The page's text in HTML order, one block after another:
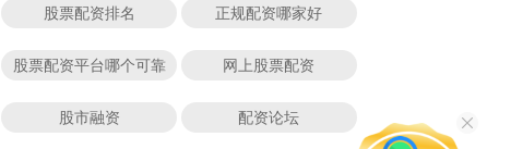
股票配资排名 正规配资哪家好
股票配资平台哪个可靠 网上股票配资
股市融资 配资论坛